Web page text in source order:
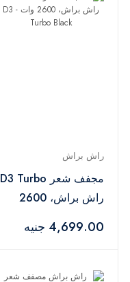
راش براش
مجفف شعر D3 Turbo
راش براش، 2600
4,699.00 جنيه